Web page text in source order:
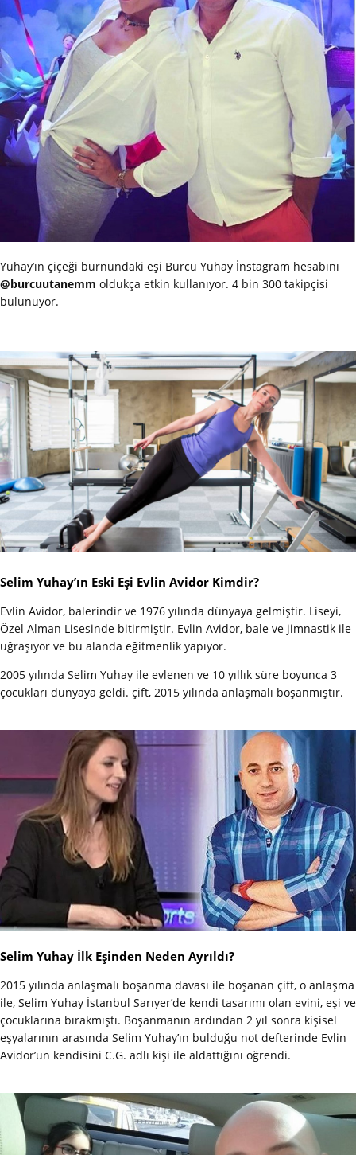
Yuhay’ın çiçeği burnundaki eşi Burcu Yuhay İnstagram hesabını
@burcuutanemm oldukça etkin kullanıyor. 4 bin 300 takipçisi
bulunuyor.
Selim Yuhay’ın Eski Eşi Evlin Avidor Kimdir?
Evlin Avidor, balerindir ve 1976 yılında dünyaya gelmiştir. Liseyi,
Özel Alman Lisesinde bitirmiştir. Evlin Avidor, bale ve jimnastik ile
uğraşıyor ve bu alanda eğitmenlik yapıyor.
2005 yılında Selim Yuhay ile evlenen ve 10 yıllık süre boyunca 3
çocukları dünyaya geldi. çift, 2015 yılında anlaşmalı boşanmıştır.
Selim Yuhay İlk Eşinden Neden Ayrıldı?
2015 yılında anlaşmalı boşanma davası ile boşanan çift, o anlaşma
ile, Selim Yuhay İstanbul Sarıyer’de kendi tasarımı olan evini, eşi ve
çocuklarına bırakmıştı. Boşanmanın ardından 2 yıl sonra kişisel
eşyalarının arasında Selim Yuhay’ın bulduğu not defterinde Evlin
Avidor’un kendisini C.G. adlı kişi ile aldattığını öğrendi.